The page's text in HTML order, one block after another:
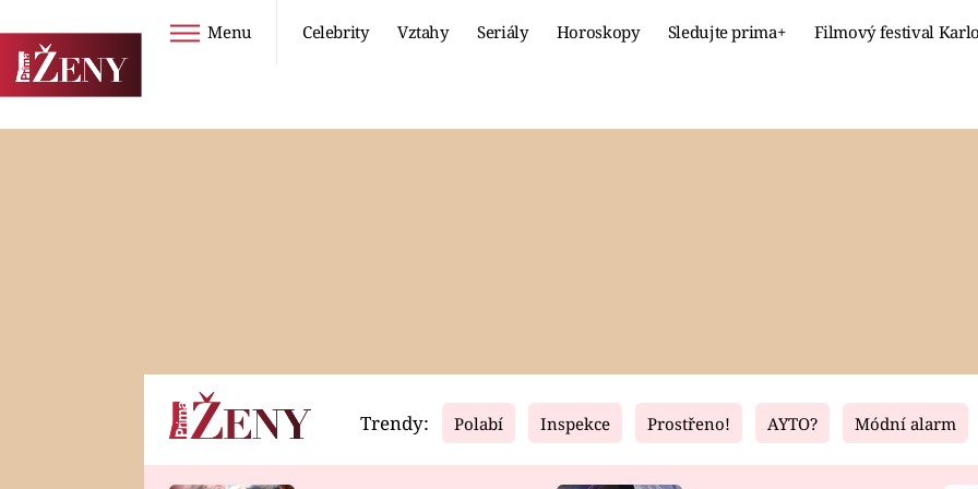
Menu Celebrity Vztahy Seriály Horoskopy Sledujte prima+ Filmový festival
Horoskopy Video Fresh Living
Trendy: Polabí Inspekce Prostřeno! AYTO? Módní alarm